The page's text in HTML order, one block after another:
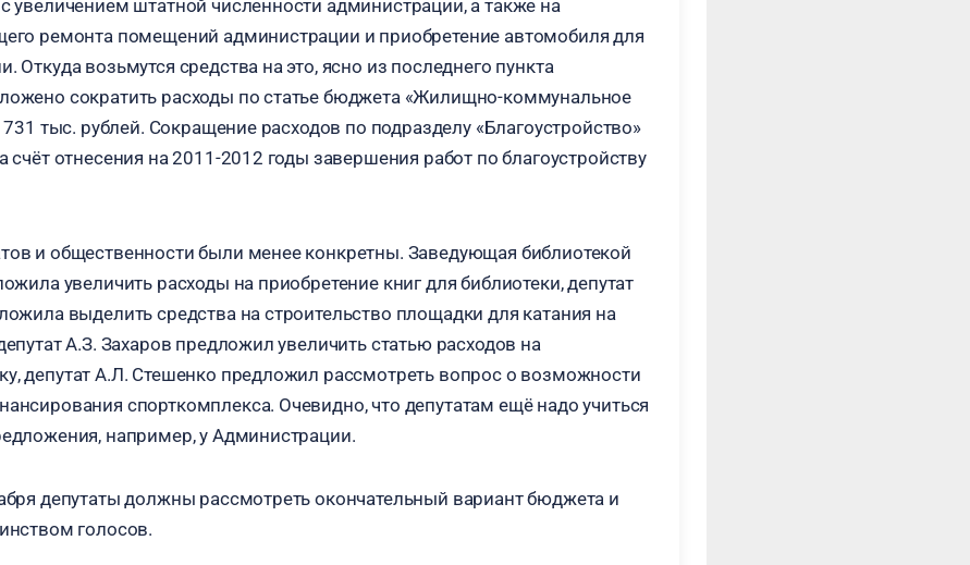
увеличением штатной численности администрации, а также на
ремонта помещений администрации и приобретение автомобиля для
Откуда возьмутся средства на это, ясно из последнего пункта
сократить расходы по статье бюджета «Жилищно-коммунальное
тыс. рублей. Сокращение расходов по подразделу «Благоустройство»
счёт отнесения на 2011-2012 годы завершения работ по благоустройству
и общественности были менее конкретны. Заведующая библиотекой
увеличить расходы на приобретение книг для библиотеки, депутат
выделить средства на строительство площадки для катания на
А.З. Захаров предложил увеличить статью расходов на
депутат А.Л. Стешенко предложил рассмотреть вопрос о возможности
спорткомплекса. Очевидно, что депутатам ещё надо учиться
например, у Администрации.
депутаты должны рассмотреть окончательный вариант бюджета и
голосов.